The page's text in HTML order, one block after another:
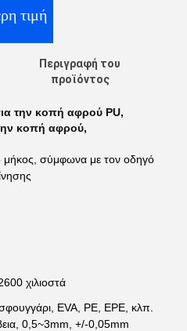
τιμή
Περιγραφή του
προϊόντος
την κοπή αφρού PU,
κοπή αφρού,
μήκος, σύμφωνα με τον οδηγό
χιλιοστά
EVA, PE, EPE, κλπ.
0,5~3mm, +/-0,05mm